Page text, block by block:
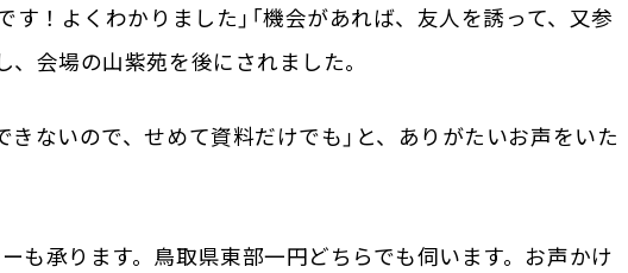
す！よくわかりました」「機会があれば、友人を誘って、又参
、会場の山紫苑を後にされました。
きないので、せめて資料だけでも」と、ありがたいお声をいた
も承ります。鳥取県東部一円どちらでも伺います。お声かけ